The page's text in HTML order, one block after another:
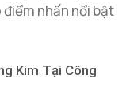
nhấn nổi bật
Kim Tại Công